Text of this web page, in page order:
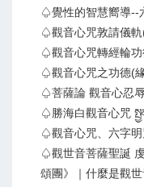
♤覺性的智慧嚮導--
♤觀音心咒敦請儀
♤觀音心咒轉經輪
♤觀音心咒之功德(
♤菩薩論 觀音心忍
♤勝海白觀音心咒
♤觀音心咒、六字明
♤觀世音菩薩聖誕
頌團》｜什麼是觀